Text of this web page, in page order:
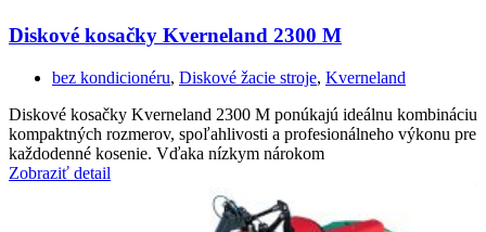
Diskové kosačky Kverneland 2300 M
bez kondicionéru, Diskové žacie stroje, Kverneland
Diskové kosačky Kverneland 2300 M ponúkajú ideálnu kombináciu
kompaktných rozmerov, spoľahlivosti a profesionálneho výkonu pre
každodenné kosenie. Vďaka nízkym nárokom
Zobraziť detail